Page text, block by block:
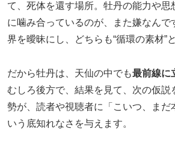
て、死体を還す場所。牡丹の能力や思
に噛み合っているのが、また嫌なんで
界を曖昧にし、どちらも“循環の素材”
だから牡丹は、天仙の中でも最前線に
むしろ後方で、結果を見て、次の仮説
勢が、読者や視聴者に「こいつ、まだ
いう底知れなさを与えます。